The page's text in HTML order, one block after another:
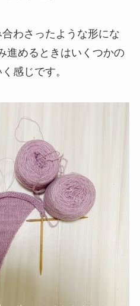
わさったような形にな
進めるときはいくつかの
感じです。